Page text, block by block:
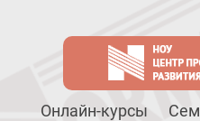
Онлайн-курсы